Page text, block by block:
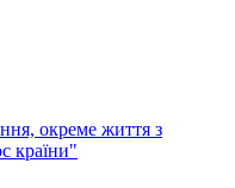
окреме життя з
країни"